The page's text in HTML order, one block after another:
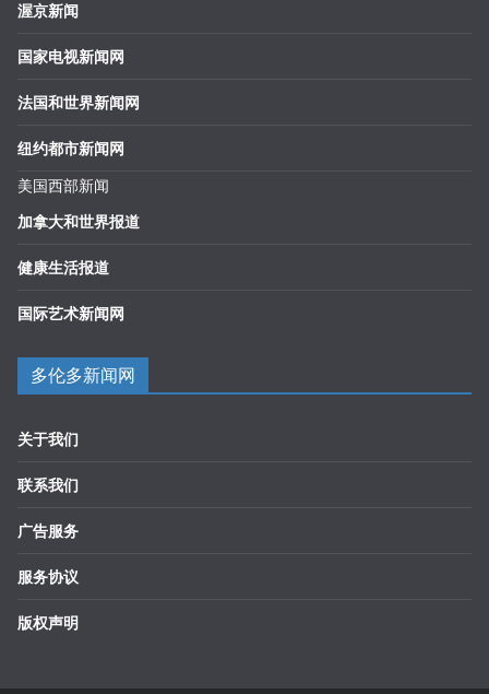
渥京新闻
国家电视新闻网
法国和世界新闻网
纽约都市新闻网
美国西部新闻
加拿大和世界报道
健康生活报道
国际艺术新闻网
多伦多新闻网
关于我们
联系我们
广告服务
服务协议
版权声明